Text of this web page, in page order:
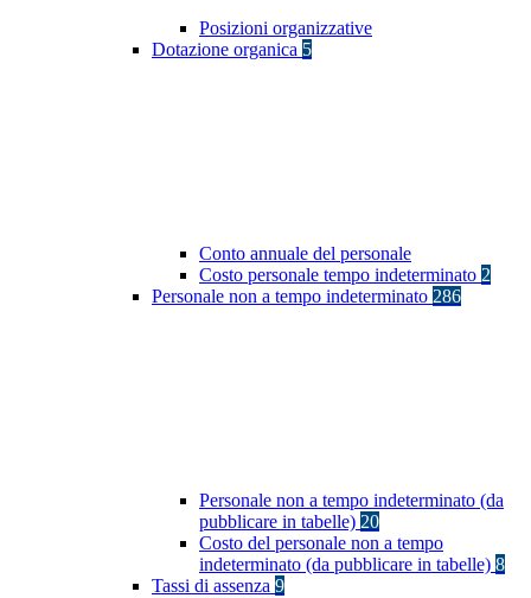
Posizioni organizzative
Dotazione organica 5
Conto annuale del personale
Costo personale tempo indeterminato 2
Personale non a tempo indeterminato 286
Personale non a tempo indeterminato (da
pubblicare in tabelle) 20
Costo del personale non a tempo
indeterminato (da pubblicare in tabelle) 8
Tassi di assenza 9